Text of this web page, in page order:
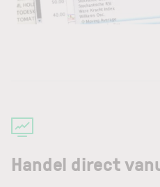
Handel direct